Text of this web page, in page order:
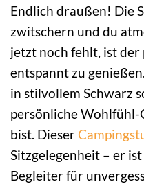
Endlich draußen! Die
zwitschern und du
jetzt noch fehlt, ist der
entspannt zu
in stilvollem Schwarz
persönliche Wohlfühl-
bist. Dieser
Sitzgelegenheit – er
Begleiter für